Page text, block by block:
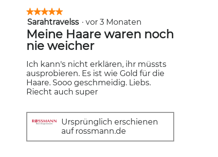
★★★★★
★★★★★
5
von
5
Sternen.
Sarahtravelss · vor 3 Monaten
Meine Haare waren noch
nie weicher
Ich kann's nicht erklären, ihr müssts
ausprobieren. Es ist wie Gold für die
Haare. Sooo geschmeidig. Liebs.
Riecht auch super
Ursprünglich erschienen
auf rossmann.de